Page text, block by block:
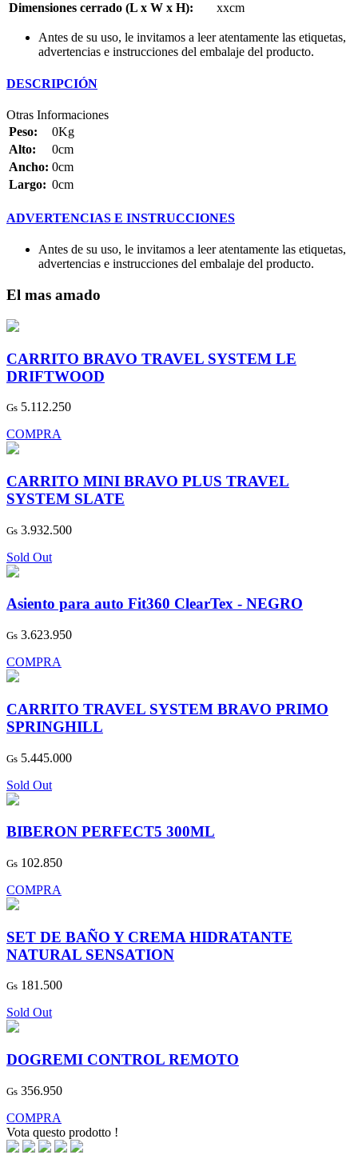
Dimensiones cerrado (L x W x H):
xxcm
Antes de su uso, le invitamos a leer atentamente las etiquetas,
advertencias e instrucciones del embalaje del producto.
DESCRIPCIÓN
Otras Informaciones
Peso:
0Kg
Alto:
0cm
Ancho: 0cm
Largo: 0cm
ADVERTENCIAS E INSTRUCCIONES
Antes de su uso, le invitamos a leer atentamente las etiquetas,
advertencias e instrucciones del embalaje del producto.
El mas amado
CARRITO BRAVO TRAVEL SYSTEM LE
DRIFTWOOD
Gs 5.112.250
COMPRA
CARRITO MINI BRAVO PLUS TRAVEL
SYSTEM SLATE
Gs 3.932.500
Sold Out
Asiento para auto Fit360 ClearTex - NEGRO
Gs 3.623.950
COMPRA
CARRITO TRAVEL SYSTEM BRAVO PRIMO
SPRINGHILL
Gs 5.445.000
Sold Out
BIBERON PERFECT5 300ML
Gs 102.850
COMPRA
SET DE BAÑO Y CREMA HIDRATANTE
NATURAL SENSATION
Gs 181.500
Sold Out
DOGREMI CONTROL REMOTO
Gs 356.950
COMPRA
Vota questo prodotto !